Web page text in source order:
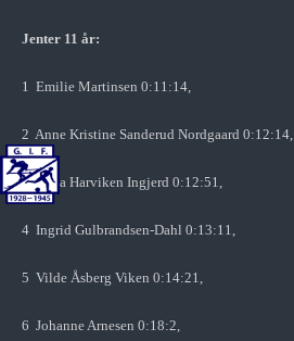
Jenter 11 år:
1 Emilie Martinsen 0:11:14,
2 Anne Kristine Sanderud Nordgaard 0:12:14,
3 Frida Harviken Ingjerd 0:12:51,
4 Ingrid Gulbrandsen-Dahl 0:13:11,
5 Vilde Åsberg Viken 0:14:21,
6 Johanne Arnesen 0:18:2,